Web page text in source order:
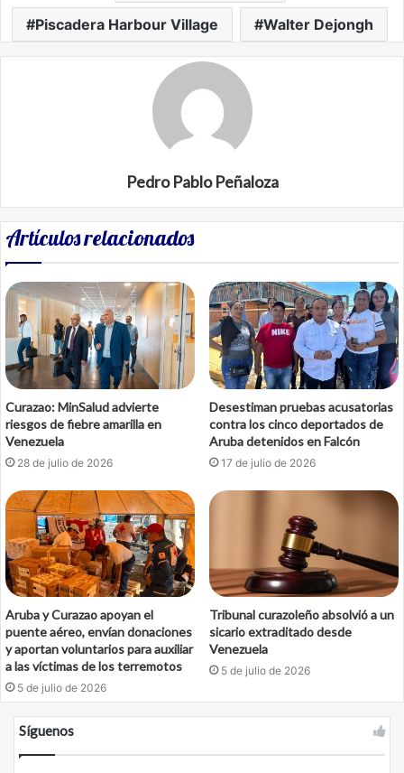
Piscadera Harbour Village Walter Dejongh
Pedro Pablo Peñaloza
Artículos relacionados
Curazao: MinSalud advierte
riesgos de fiebre amarilla en
Venezuela
28 de julio de 2026
Desestiman pruebas acusatorias
contra los cinco deportados de
Aruba detenidos en Falcón
17 de julio de 2026
Aruba y Curazao apoyan el
puente aéreo, envían donaciones
y aportan voluntarios para auxiliar
a las víctimas de los terremotos
5 de julio de 2026
Tribunal curazoleño absolvió a un
sicario extraditado desde
Venezuela
5 de julio de 2026
Síguenos